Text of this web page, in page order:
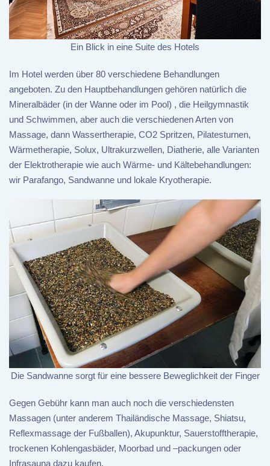
Ein Blick in eine Suite des Hotels
Im Hotel werden über 80 verschiedene Behandlungen
angeboten. Zu den Hauptbehandlungen gehören natürlich die
Mineralbäder (in der Wanne oder im Pool) , die Heilgymnastik
und Schwimmen, aber auch die verschiedenen Arten von
Massage, dann Wassertherapie, CO2 Spritzen, Pilatesturnen,
Wärmetherapie, Solux, Ultrakurzwellen, Diatherie, alle Varianten
der Elektrotherapie wie auch Wärme- und Kältebehandlungen:
wir Parafango, Sandwanne und lokale Kryotherapie.
Die Sandwanne sorgt für eine bessere Beweglichkeit der Finger
Gegen Gebühr kann man auch noch die verschiedensten
Massagen (unter anderem Thailändische Massage, Shiatsu,
Reflexmassage der Fußballen), Akupunktur, Sauerstofftherapie,
trockenen Kohlengasbäder, Moorbad und –packungen oder
Infrasauna dazu kaufen.